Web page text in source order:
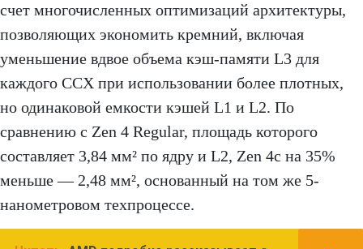
счет многочисленных оптимизаций архитектуры,
позволяющих экономить кремний, включая
уменьшение вдвое объема кэш-памяти L3 для
каждого CCX при использовании более плотных,
но одинаковой емкости кэшей L1 и L2. По
сравнению с Zen 4 Regular, площадь которого
составляет 3,84 мм² по ядру и L2, Zen 4c на 35%
меньше — 2,48 мм², основанный на том же 5-
нанометровом техпроцессе.